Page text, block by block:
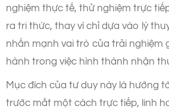
nghiệm thực tế, thử nghiệm trực
ra tri thức, thay vì chỉ dựa vào lý
nhấn mạnh vai trò của trải nghiệm
hành trong việc hình thành nhận
Mục đích của tư duy này là hướng
trước mắt một cách trực tiếp, linh